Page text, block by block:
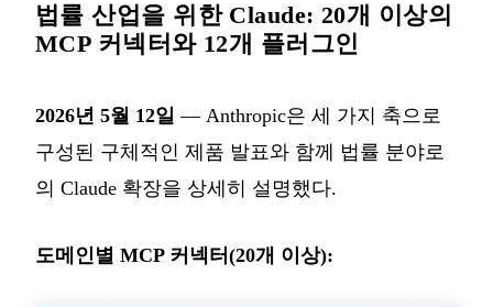
법률 산업을 위한 Claude: 20개 이상의
MCP 커넥터와 12개 플러그인
2026년 5월 12일 — Anthropic은 세 가지 축으로
구성된 구체적인 제품 발표와 함께 법률 분야로
의 Claude 확장을 상세히 설명했다.
도메인별 MCP 커넥터(20개 이상):